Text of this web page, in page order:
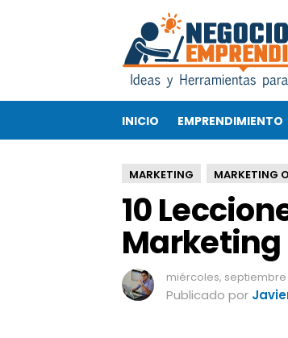
L
i
o
n
e
s
e
S
o
c
INICIO EMPRENDIMIENTO
MARKETING MARKETING
10
Marketing
miércoles, septiembre
Publicado por